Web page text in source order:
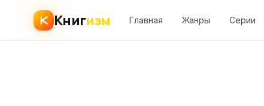
Книгизм Главная Жанры Серии